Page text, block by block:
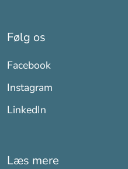
Følg os
Facebook
Instagram
LinkedIn
Læs mere